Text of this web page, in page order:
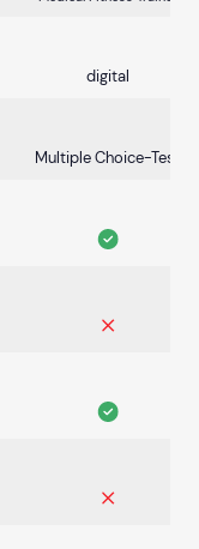
digital
Multiple Choice-Test